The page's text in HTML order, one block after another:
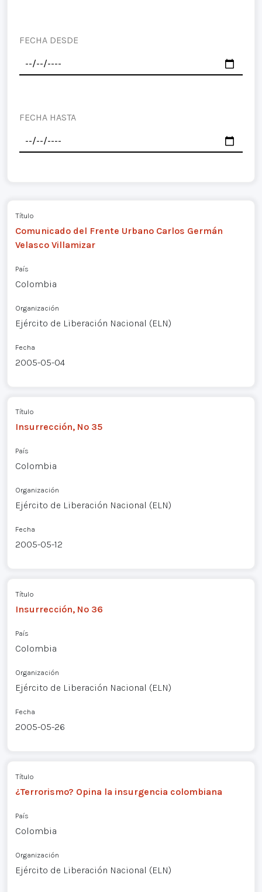
FECHA DESDE
FECHA HASTA
Título
Comunicado del Frente Urbano Carlos Germán
Velasco Villamizar
País
Colombia
Organización
Ejército de Liberación Nacional (ELN)
Fecha
2005-05-04
Título
Insurrección, Nº 35
País
Colombia
Organización
Ejército de Liberación Nacional (ELN)
Fecha
2005-05-12
Título
Insurrección, Nº 36
País
Colombia
Organización
Ejército de Liberación Nacional (ELN)
Fecha
2005-05-26
Título
¿Terrorismo? Opina la insurgencia colombiana
País
Colombia
Organización
Ejército de Liberación Nacional (ELN)